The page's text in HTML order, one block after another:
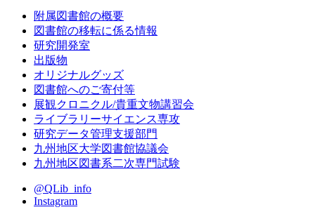
附属図書館の概要
図書館の移転に係る情報
研究開発室
出版物
オリジナルグッズ
図書館へのご寄付等
展観クロニクル/貴重文物講習会
ライブラリーサイエンス専攻
研究データ管理支援部門
九州地区大学図書館協議会
九州地区図書系二次専門試験
@QLib_info
Instagram